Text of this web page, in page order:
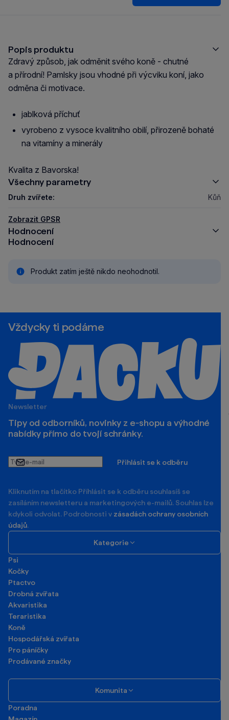
Popis produktu
Zdravý způsob, jak odměnit svého koně - chutné
a přírodní! Pamlsky jsou vhodné při výcviku koní, jako
odměna či motivace.
jablková příchuť
vyrobeno z vysoce kvalitního obilí, přirozeně bohaté
na vitamíny a minerály
Kvalita z Bavorska!
Všechny parametry
Druh zvířete: Kůň
Zobrazit GPSR
Hodnocení
Hodnocení
Produkt zatím ještě nikdo neohodnotil.
Vždycky ti podáme
Newsletter
Tipy od odborníků, novinky z e‑shopu a výhodné
nabídky přímo do tvojí schránky.
Tvůj
e-
Přihlásit se k odběru
Kliknutím na tlačítko Příhlásit se k odběru souhlasíš se
zasíláním newsletteru a marketingových e-mailů. Souhlas lze
kdykoli odvolat. Podrobnosti v zásadách ochrany osobních
údajů.
Kategorie
Psi
Kočky
Ptactvo
Drobná zvířata
Akvaristika
Teraristika
Koně
Hospodářská zvířata
Pro páníčky
Prodávané značky
Komunita
Poradna